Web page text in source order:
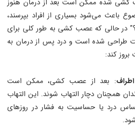
‌کشی شده ممکن است بعد از درمان هنوز
باعث می‌شود بسیاری از افراد بپرسند،
در حالی که عصب ‌کشی به طور کلی برای
طراحی شده است و درد پس از درمان به
کند:
: بعد از عصب ‌کشی، ممکن است
همچنان دچار التهاب شوند. این التهاب
درد یا حساسیت به فشار در روزهای